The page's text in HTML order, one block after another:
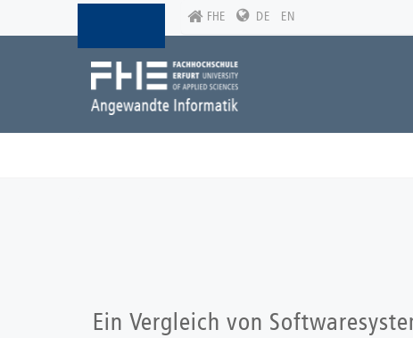
FHE DE EN
Ein Vergleich von